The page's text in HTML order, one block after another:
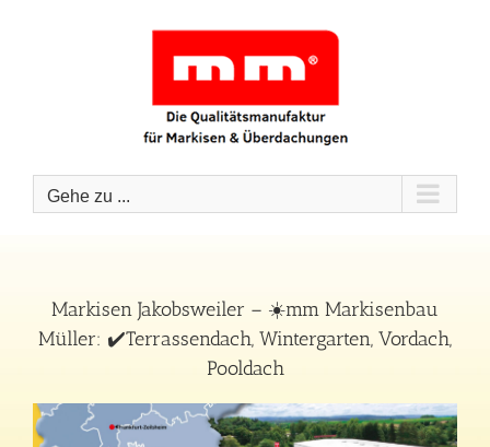
Gehe zu ...
Markisen Jakobsweiler – ☀️mm Markisenbau
Müller: ✔️Terrassendach, Wintergarten, Vordach,
Pooldach